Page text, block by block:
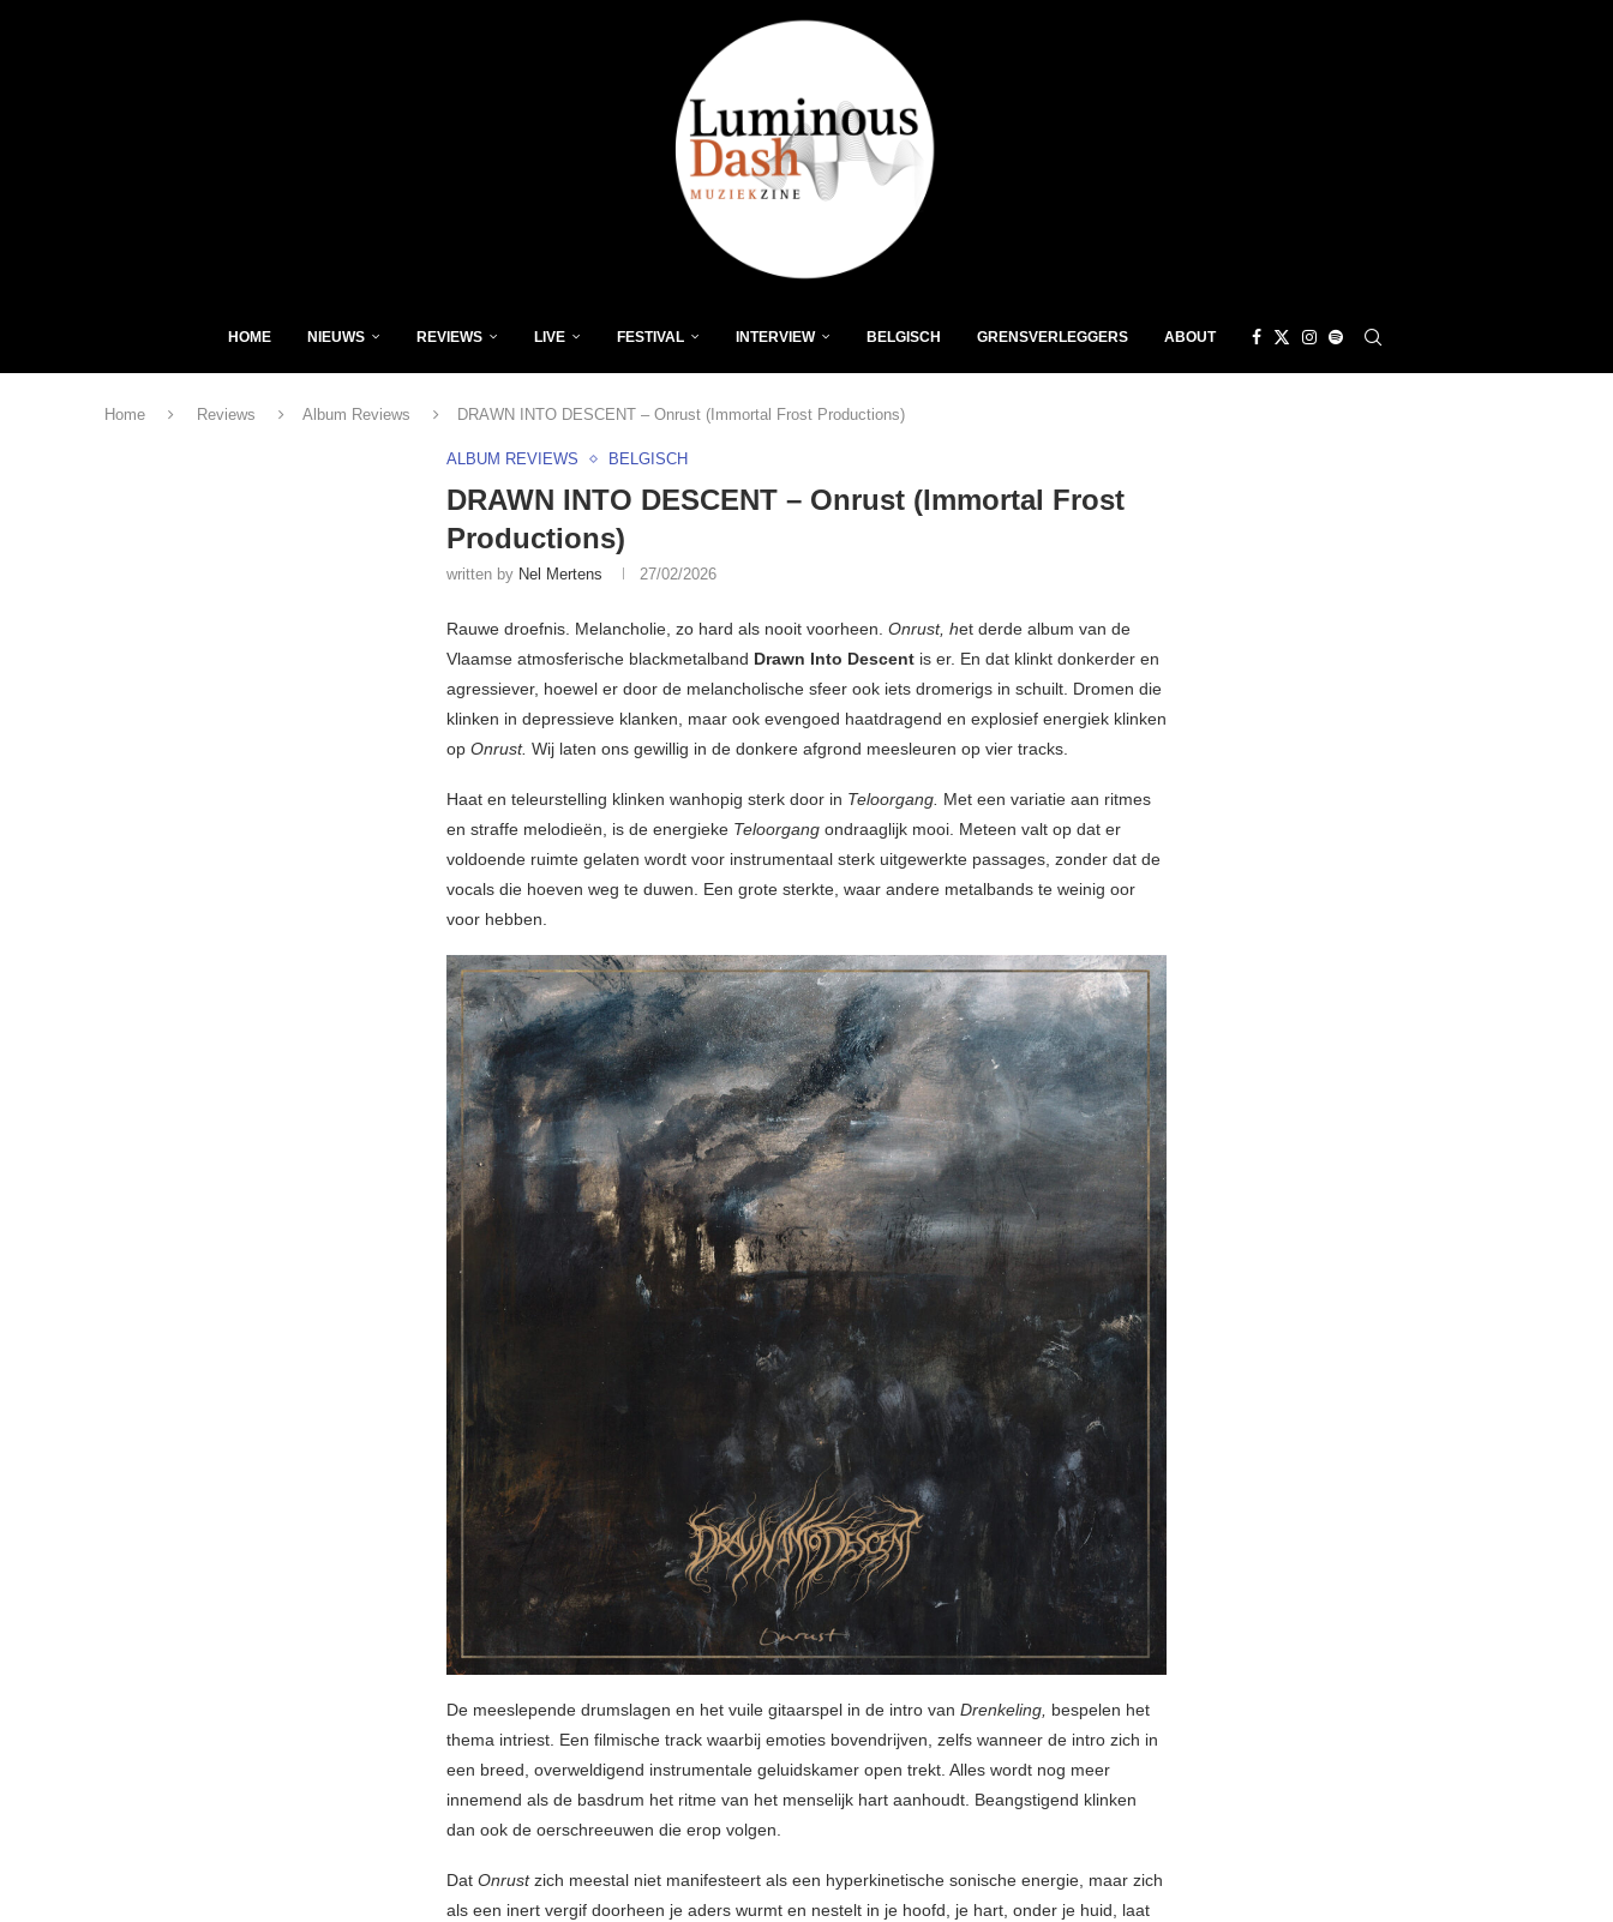
HOME NIEUWS REVIEWS LIVE FESTIVAL INTERVIEW BELGISCH GRENSVERLEGGERS ABOUT
Home Reviews Album Reviews DRAWN INTO DESCENT – Onrust (Immortal Frost Productions)
ALBUM REVIEWS BELGISCH
DRAWN INTO DESCENT – Onrust (Immortal Frost
Productions)
written by Nel Mertens 27/02/2026
Rauwe droefnis. Melancholie, zo hard als nooit voorheen. Onrust, het derde album van de
Vlaamse atmosferische blackmetalband Drawn Into Descent is er. En dat klinkt donkerder en
agressiever, hoewel er door de melancholische sfeer ook iets dromerigs in schuilt. Dromen die
klinken in depressieve klanken, maar ook evengoed haatdragend en explosief energiek klinken
op Onrust. Wij laten ons gewillig in de donkere afgrond meesleuren op vier tracks.
Haat en teleurstelling klinken wanhopig sterk door in Teloorgang. Met een variatie aan ritmes
en straffe melodieën, is de energieke Teloorgang ondraaglijk mooi. Meteen valt op dat er
voldoende ruimte gelaten wordt voor instrumentaal sterk uitgewerkte passages, zonder dat de
vocals die hoeven weg te duwen. Een grote sterkte, waar andere metalbands te weinig oor
voor hebben.
De meeslepende drumslagen en het vuile gitaarspel in de intro van Drenkeling, bespelen het
thema intriest. Een filmische track waarbij emoties bovendrijven, zelfs wanneer de intro zich in
een breed, overweldigend instrumentale geluidskamer open trekt. Alles wordt nog meer
innemend als de basdrum het ritme van het menselijk hart aanhoudt. Beangstigend klinken
dan ook de oerschreeuwen die erop volgen.
Dat Onrustzich meestal niet manifesteert als een hyperkinetische sonische energie, maar zich
als een inert vergif doorheen je aders wurmt en nestelt in je hoofd, je hart, onder je huid, laat